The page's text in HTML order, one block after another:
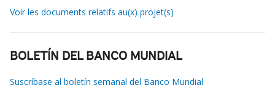
Voir les documents relatifs au(x) projet(s)
BOLETÍN DEL BANCO MUNDIAL
Suscríbase al boletín semanal del Banco Mundial